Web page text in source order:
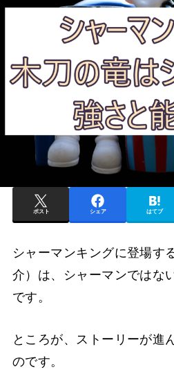
ポスト シェア はてブ
シャーマンキングに登場す
介）は、シャーマンではな
です。
ところが、ストーリーが進
のです。